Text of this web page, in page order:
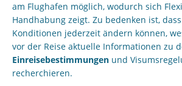
am Flughafen möglich, wodurch sich
Handhabung zeigt. Zu bedenken ist,
Konditionen jederzeit ändern können,
vor der Reise aktuelle Informationen zu
Einreisebestimmungen und
recherchieren.